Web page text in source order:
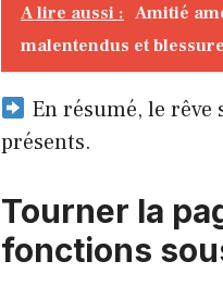
A lire aussi : Amitié
malentendus et
En résumé, le rêve
présents.
Tourner la
fonctions